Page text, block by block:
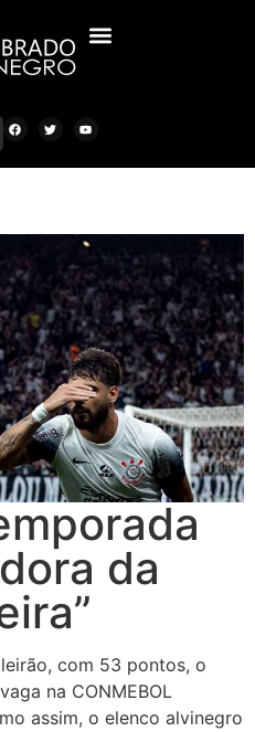
da
com 53 pontos, o
na CONMEBOL
assim, o elenco alvinegro